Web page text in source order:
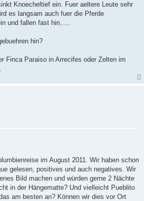
Knoecheltief ein. Fuer aeltere Leute sehr
es langsam auch fuer die Pferde
und fallen fast hin.....
hin?
Finca Paraiso in Arrecifes oder Zelten im
im August 2011. Wir haben schon
gelesen, positives und auch negatives. Wir
Bild machen und würden gerne 2 Nächte
in der Hängematte? Und vielleicht Pueblito
am besten an? Können wir dies vor Ort